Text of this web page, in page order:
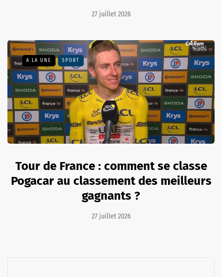
27 juillet 2026
A LA UNE SPORT
Tour de France : comment se classe
Pogacar au classement des meilleurs
gagnants ?
27 juillet 2026